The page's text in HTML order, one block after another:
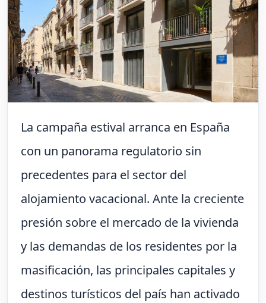
La campaña estival arranca en España
con un panorama regulatorio sin
precedentes para el sector del
alojamiento vacacional. Ante la creciente
presión sobre el mercado de la vivienda
y las demandas de los residentes por la
masificación, las principales capitales y
destinos turísticos del país han activado